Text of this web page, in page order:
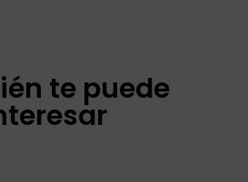
te puede